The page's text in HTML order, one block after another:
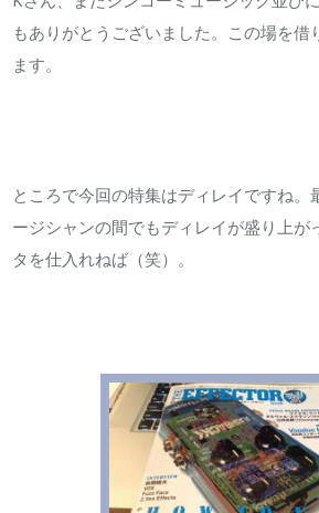
もありがとうございました。この場を借
ます。
ところで今回の特集はディレイですね。
ージシャンの間でもディレイが盛り上が
タを仕入れねば（笑）。